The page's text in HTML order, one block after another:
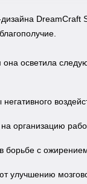
дизайна
она осветила
организацию
борьбе с
улучшению